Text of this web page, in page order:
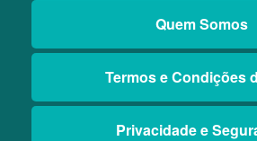
Quem Somos
Termos e Condições
Privacidade e